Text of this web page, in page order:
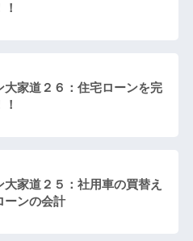
大家道２６：住宅ローンを完
大家道２５：社用車の買替え
ーンの会計